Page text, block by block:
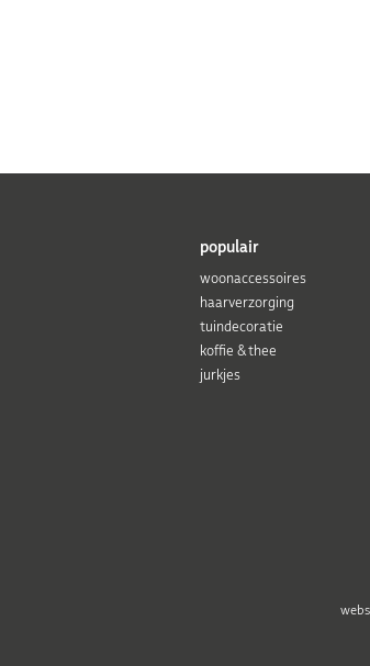
populair
woonaccessoires
haarverzorging
tuindecoratie
koffie & thee
jurkjes